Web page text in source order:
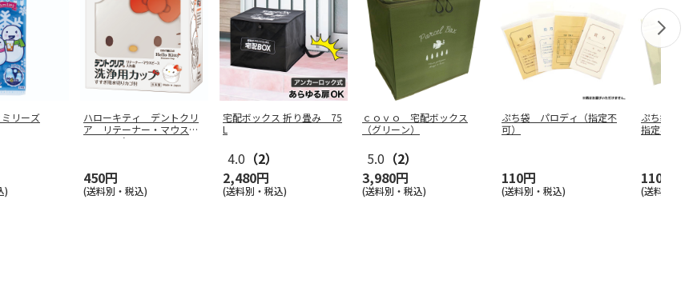
リーズ
)
ハローキティ デントクリ
ア リテーナー・マウスピ
ース・入れ
450円
(送料別・税込)
宅配ボックス 折り畳み 75
L
4.0 （2）
2,480円
(送料別・税込)
ｃｏｖｏ 宅配ボックス
（グリーン）
5.0 （2）
3,980円
(送料別・税込)
ぷち袋 パロディ（指定不
可）
110円
(送料別・税込)
ぷち袋 小
指定不可）
110円
(送料別・税